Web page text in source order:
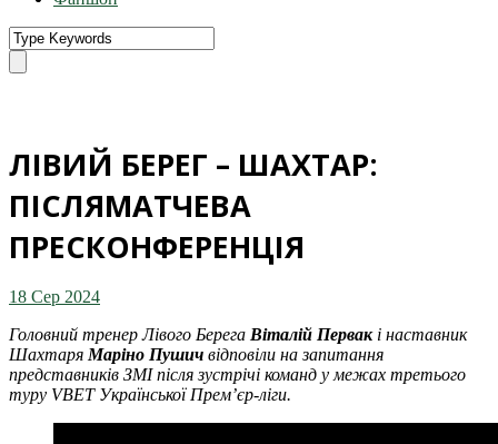
ЛІВИЙ БЕРЕГ – ШАХТАР:
ПІСЛЯМАТЧЕВА
ПРЕСКОНФЕРЕНЦІЯ
18 Сер 2024
Головний тренер Лівого Берега Віталій Первакі наставник
Шахтаря Маріно Пушич відповіли на запитання
представників ЗМІ після зустрічі команд у межах третього
туру VBET Української Прем’єр-ліги.